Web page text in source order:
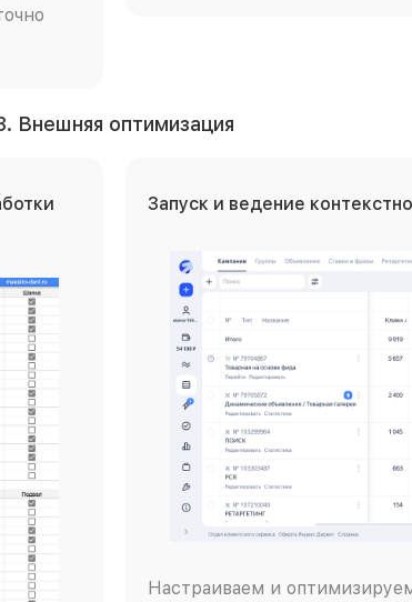
Внешняя оптимизация
Запуск и ведение
Настраиваем и